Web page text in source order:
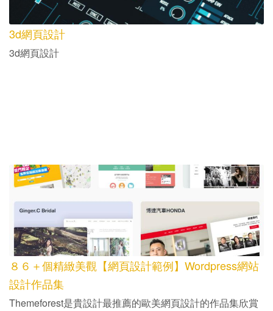
3d網頁設計
3d網頁設計
８６＋個精緻美觀【網頁設計範例】Wordpress網站
設計作品集
Themeforest是貴設計最推薦的歐美網頁設計的作品集欣賞